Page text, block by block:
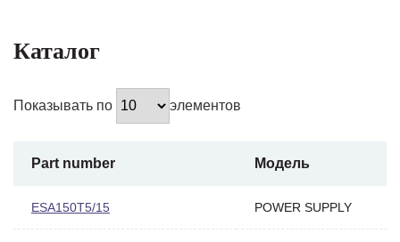
Каталог
Показывать по элементов
Part number Модель
ESA150T5/15 POWER SUPPLY